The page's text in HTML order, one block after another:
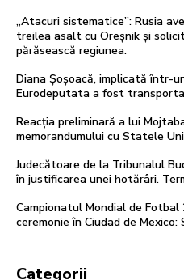
„Atacuri sistematice”: Rusia
treilea asalt cu Oreșnik și
părăsească regiunea.
Diana Șoșoacă, implicată într-
Eurodeputata a fost
Reacția preliminară a lui
memorandumului cu Statele
Judecătoare de la Tribunalul
în justificarea unei hotărâri.
Campionatul Mondial de
ceremonie în Ciudad de
Categorii